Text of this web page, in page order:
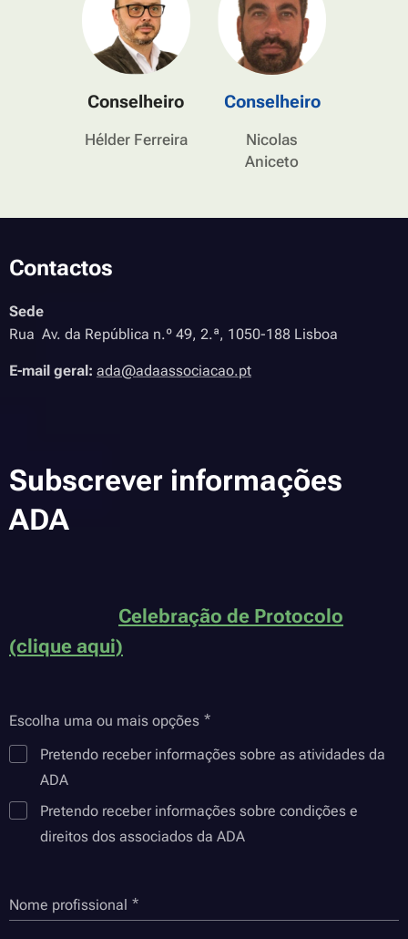
Conselheiro
Hélder Ferreira
Conselheiro
Nicolas
Aniceto
Contactos
Sede
Rua Av. da República n.º 49, 2.ª, 1050-188 Lisboa
E-mail geral: ada@adaassociacao.pt
Subscrever informações
ADA
Celebração de Protocolo
(clique aqui)
Escolha uma ou mais opções
Pretendo receber informações sobre as atividades da
ADA
Pretendo receber informações sobre condições e
direitos dos associados da ADA
Nome profissional